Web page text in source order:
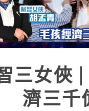
三女俠
濟三千